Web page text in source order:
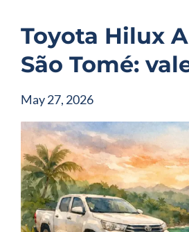
Toyota Hilux
São Tomé:
May 27, 2026